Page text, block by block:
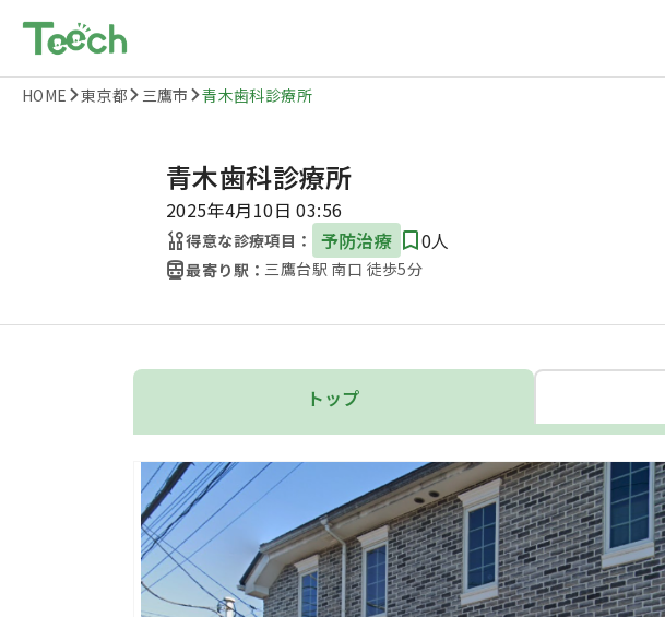
HOME 東京都 三鷹市 青木歯科診療所
青木歯科診療所
2025年4月10日 03:56
得意な診療項目： 予防治療 0人
最寄り駅： 三鷹台駅 南口 徒歩5分
トップ